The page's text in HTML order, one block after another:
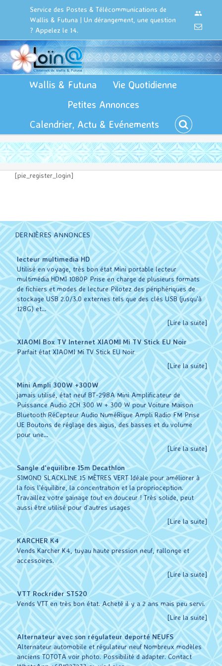
Service des Postes & Télécommunications de
Wallis & Futuna | Un dérangement, une question
? Appelez le 14.
Email
Wallis & Futuna
Vie Quotidienne
Petites Annonces
Calendrier, Actu & Evénements
[pie_register_login]
DERNIÈRES ANNONCES
lecteur multimedia HD
Utilisé en voyage, très bon état Mini portable lecteur
multimédia HDMI 1080P Prise en charge de plusieurs formats
de fichiers et modes de lecture Pilotez des périphériques de
stockage USB 2.0/3.0 externes tels que des clés USB (jusqu'à
128G) et…
[Lire la suite]
XIAOMI Box TV Internet XIAOMI Mi TV Stick EU Noir
Parfait état XIAOMI Mi TV Stick EU Noir
[Lire la suite]
Mini Ampli 300W +300W
jamais utilisé, état neuf BT-298A Mini Amplificateur de
Puissance Audio 2CH 300 W + 300 W pour Voiture Maison
Bluetooth RéCepteur Audio NuméRique Ampli Radio FM Prise
UE Boutons de réglage des aigus, des basses et du volume
pour une…
[Lire la suite]
Sangle d'equilibre 15m Decathlon
SIMOND SLACKLINE 15 MÈTRES VERT Idéale pour améliorer à
la fois l'équilibre, la concentration et la proprioception.
Travaillez votre gainage tout en douceur ! Très solide, peut
aussi être utilisé pour d'autres usages
[Lire la suite]
KARCHER K4
Vends Karcher K4, tuyau haute pression neuf, rallonge et
accessoires.
[Lire la suite]
VTT Rockrider ST520
Vends VTT en très bon état. Acheté il y a 2 ans mais peu servi.
[Lire la suite]
Alternateur avec son régulateur deporté NEUFS
Alternateur automobile et régulateur neuf Nombreux modèles
anciens TOTOTA voir photo. Possibilité d adapter. Contact